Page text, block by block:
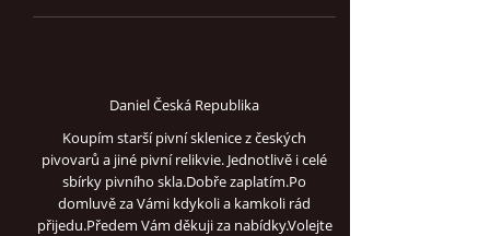
Daniel Česká Republika
Koupím starší pivní sklenice z českých
pivovarů a jiné pivní relikvie. Jednotlivě i celé
sbírky pivního skla.Dobře zaplatím.Po
domluvě za Vámi kdykoli a kamkoli rád
přijedu.Předem Vám děkuji za nabídky.Volejte